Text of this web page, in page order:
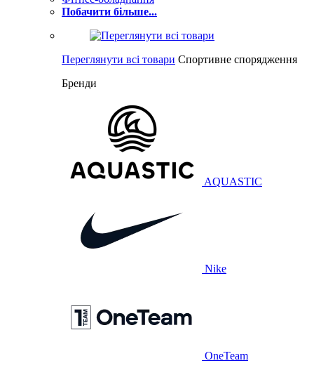
Побачити більше...
Переглянути всі товари Спортивне спорядження
Бренди
AQUASTIC
Nike
OneTeam